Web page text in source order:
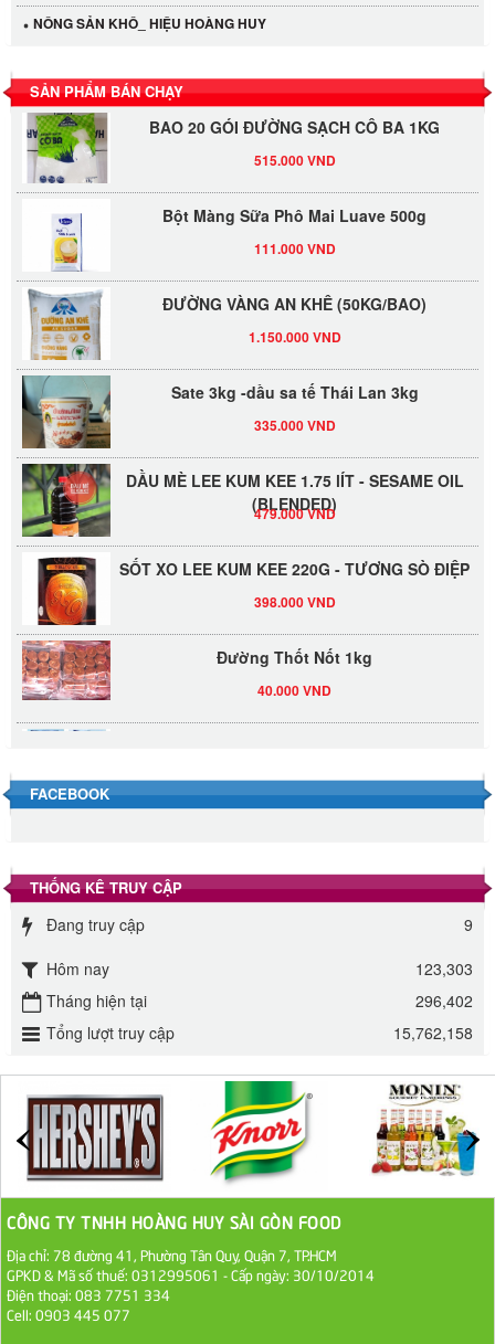
NÔNG SẢN KHÔ_ HIỆU HOÀNG HUY
SẢN PHẨM BÁN CHẠY
Tương xí muội LKK 260g
BAO 20 GÓI ĐƯỜNG SẠCH CÔ BA 1KG
Bột Màng Sữa Phô Mai Luave 500g
ĐƯỜNG VÀNG AN KHÊ (50KG/BAO)
Sate 3kg -dầu sa tế Thái Lan 3kg
DẦU MÈ LEE KUM KEE 1.75 lÍT - SESAME OIL
(BLENDED)
479.000 VND
SỐT XO LEE KUM KEE 220G - TƯƠNG SÒ ĐIỆP
Đường Thốt Nốt 1kg
ĐƯỜNG SẠCH CÔ BA BIÊN HÒA 1KG
Đường cát trắng An Khê bao 50kg
1.100.000 VND
Sa Tế Tôm Cholimex PET Hũ 450g
36.000 VND
Ớt Sa Tế Cholimex Hũ Thuỷ Tinh 150g
FACEBOOK
THỐNG KÊ TRUY CẬP
Đang truy cập
9
Hôm nay
123,303
Tháng hiện tại
296,402
Tổng lượt truy cập
15,762,158
CÔNG TY TNHH HOÀNG HUY SÀI GÒN FOOD
Địa chỉ: 78 đường 41, Phường Tân Quy, Quận 7, TP.HCM
GPKD & Mã số thuế: 0312995061 - Cấp ngày: 30/10/2014
Điện thoại: 083 7751 334
Cell: 0903 445 077